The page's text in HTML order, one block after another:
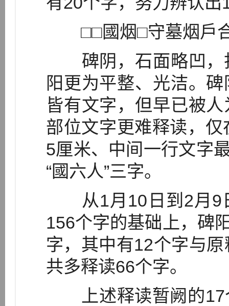
□□國烟□守墓烟戶合
碑阴，石面略凹，
阳更为平整、光洁。
皆有文字，但早已被
部位文字更难释读，
5厘米、中间一行文字
“國六人”三字。
从1月10日到2月9
156个字的基础上，碑
字，其中有12个字与
共多释读66个字。
上述释读暂阙的17